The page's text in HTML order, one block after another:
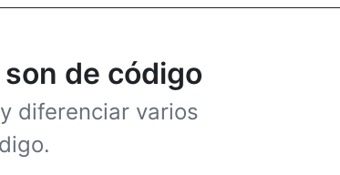
de código
diferenciar varios